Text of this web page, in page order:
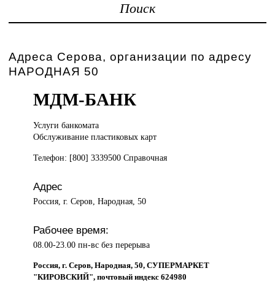
Поиск
Адреса Серова, организации по адресу
НАРОДНАЯ 50
МДМ-БАНК
Услуги банкомата
Обслуживание пластиковых карт
Телефон: [800] 3339500 Справочная
Адрес
Россия, г. Серов, Народная, 50
Рабочее время:
08.00-23.00 пн-вс без перерыва
Россия, г. Серов, Народная, 50, СУПЕРМАРКЕТ
"КИРОВСКИЙ", почтовый индекс 624980